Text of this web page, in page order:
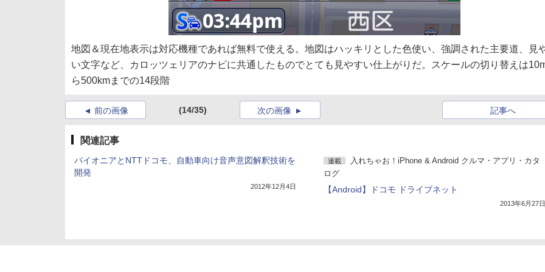
地図＆現在地表示は対応機種であれば無料で使える。地図はハッキリとした色使い、強調された主要道、見
い文字など、カロッツェリアのナビに共通したものでとても見やすい仕上がりだ。スケールの切り替えは
ら500kmまでの14段階
前の画像 (14/35) 記事へ
次の画像
関連記事
パイオニアとNTTドコモ、自動車向け音声意図解釈技術を
開発
2012年12月4日
連載
入れちゃお！iPhone & Android クルマ・アプリ・カタ
ログ
【Android】ドコモ ドライブネット
2013年6月27日